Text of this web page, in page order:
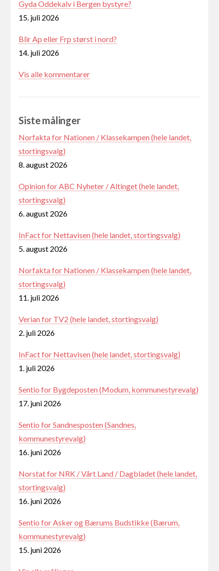
Gyda Oddekalv i Bergen bystyre?
15. juli 2026
Blir Ap eller Frp størst i nord?
14. juli 2026
Vis alle kommentarer
Siste målinger
Norfakta for Nationen / Klassekampen (hele landet,
stortingsvalg)
8. august 2026
Opinion for ABC Nyheter / Altinget (hele landet,
stortingsvalg)
6. august 2026
InFact for Nettavisen (hele landet, stortingsvalg)
5. august 2026
Norfakta for Nationen / Klassekampen (hele landet,
stortingsvalg)
11. juli 2026
Verian for TV2 (hele landet, stortingsvalg)
2. juli 2026
InFact for Nettavisen (hele landet, stortingsvalg)
1. juli 2026
Sentio for Bygdeposten (Modum, kommunestyrevalg)
17. juni 2026
Sentio for Sandnesposten (Sandnes,
kommunestyrevalg)
16. juni 2026
Norstat for NRK / Vårt Land / Dagbladet (hele landet,
stortingsvalg)
16. juni 2026
Sentio for Asker og Bærums Budstikke (Bærum,
kommunestyrevalg)
15. juni 2026